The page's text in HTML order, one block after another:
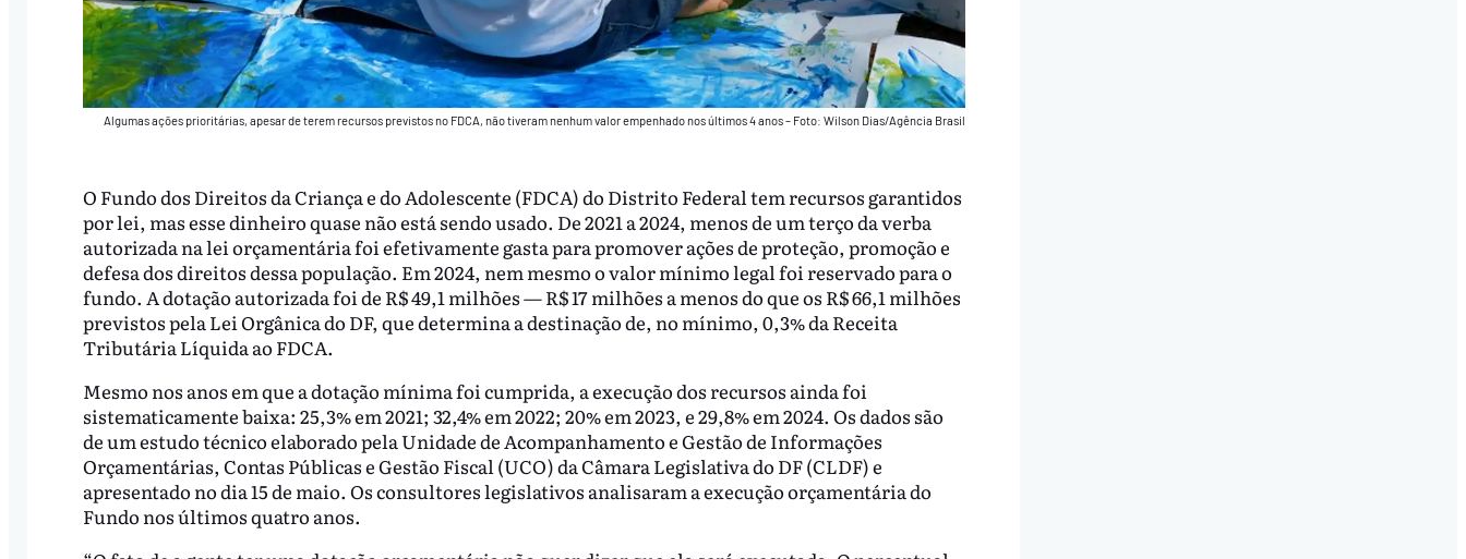
Algumas ações prioritárias, apesar de terem recursos previstos no FDCA, não tiveram nenhum valor empenhado nos últimos 4 anos – Foto: Wilson Dias/Agência Brasil
O Fundo dos Direitos da Criança e do Adolescente (FDCA) do Distrito Federal tem recursos garantidos
por lei, mas esse dinheiro quase não está sendo usado. De 2021 a 2024, menos de um terço da verba
autorizada na lei orçamentária foi efetivamente gasta para promover ações de proteção, promoção e
defesa dos direitos dessa população. Em 2024, nem mesmo o valor mínimo legal foi reservado para o
fundo. A dotação autorizada foi de R$ 49,1 milhões — R$ 17 milhões a menos do que os R$ 66,1 milhões
previstos pela Lei Orgânica do DF, que determina a destinação de, no mínimo, 0,3% da Receita
Tributária Líquida ao FDCA.
Mesmo nos anos em que a dotação mínima foi cumprida, a execução dos recursos ainda foi
sistematicamente baixa: 25,3% em 2021; 32,4% em 2022; 20% em 2023, e 29,8% em 2024. Os dados são
de um estudo técnico elaborado pela Unidade de Acompanhamento e Gestão de Informações
Orçamentárias, Contas Públicas e Gestão Fiscal (UCO) da Câmara Legislativa do DF (CLDF) e
apresentado no dia 15 de maio. Os consultores legislativos analisaram a execução orçamentária do
Fundo nos últimos quatro anos.